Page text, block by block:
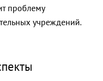
проблему
учреждений.